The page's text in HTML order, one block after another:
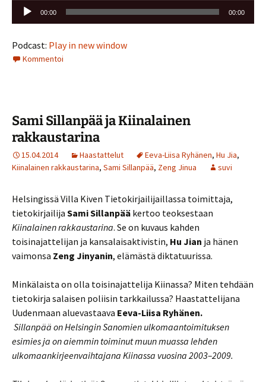
Äänitoistin
00:00 00:00
Podcast: Play in new window
Kommentoi
Sami Sillanpää ja Kiinalainen
rakkaustarina
15.04.2014 Haastattelut Eeva-Liisa Ryhänen, Hu Jia,
Kiinalainen rakkaustarina, Sami Sillanpää, Zeng Jinua suvi
Helsingissä Villa Kiven Tietokirjailijaillassa toimittaja,
tietokirjailija Sami Sillanpää kertoo teoksestaan
Kiinalainen rakkaustarina. Se on kuvaus kahden
toisinajattelijan ja kansalaisaktivistin, Hu Jian ja hänen
vaimonsa Zeng Jinyanin, elämästä diktatuurissa.
Minkälaista on olla toisinajattelija Kiinassa? Miten tehdään
tietokirja salaisen poliisin tarkkailussa? Haastattelijana
Uudenmaan aluevastaava Eeva-Liisa Ryhänen.
Sillanpää on Helsingin Sanomien ulkomaantoimituksen
esimies ja on aiemmin toiminut muun muassa lehden
ulkomaankirjeenvaihtajana Kiinassa vuosina 2003–2009.